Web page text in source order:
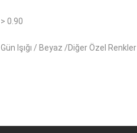
> 0.90
Gün Işığı / Beyaz /Diğer Özel Renkler